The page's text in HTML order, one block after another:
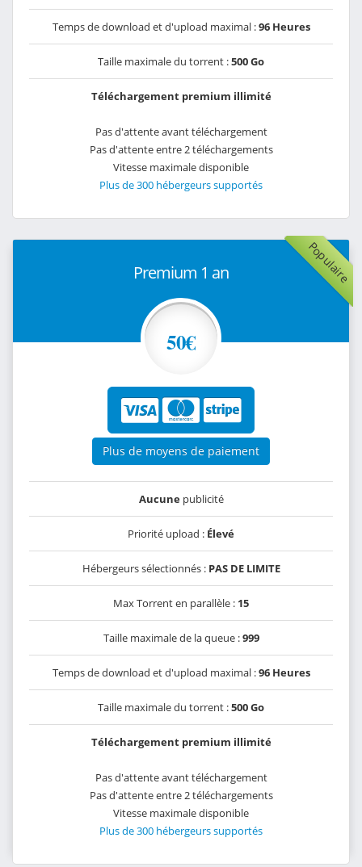
Temps de download et d'upload maximal :96 Heures
Taille maximale du torrent :500 Go
Téléchargement premium illimité
Pas d'attente avant téléchargement
Pas d'attente entre 2 téléchargements
Vitesse maximale disponible
Plus de 300 hébergeurs supportés
Populaire
Premium 1 an
50€
Plus de moyens de paiement
Aucunepublicité
Priorité upload : Élevé
Hébergeurs sélectionnés : PAS DE LIMITE
Max Torrent en parallèle : 15
Taille maximale de la queue :999
Temps de download et d'upload maximal :96 Heures
Taille maximale du torrent :500 Go
Téléchargement premium illimité
Pas d'attente avant téléchargement
Pas d'attente entre 2 téléchargements
Vitesse maximale disponible
Plus de 300 hébergeurs supportés